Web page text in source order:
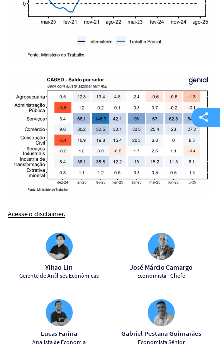
Acesse o disclaimer.
Yihao Lin
Gerente de Análises Econômicas
José Márcio Camargo
Economista - Chefe
Lucas Farina
Analista de Economia
Gabriel Pestana Guimarães
Economista Sênior